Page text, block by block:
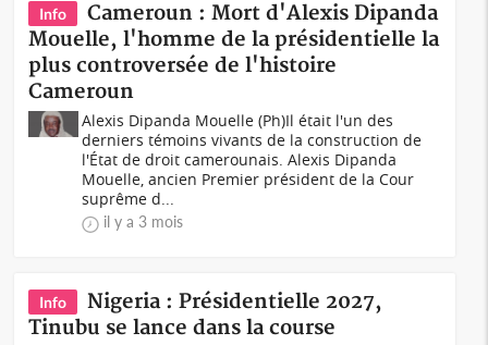
Info
Cameroun : Mort d'Alexis Dipanda
Mouelle, l'homme de la présidentielle la
plus controversée de l'histoire
Cameroun
Alexis Dipanda Mouelle (Ph)Il était l'un des
derniers témoins vivants de la construction de
l'État de droit camerounais. Alexis Dipanda
Mouelle, ancien Premier président de la Cour
suprême d...
il y a 3 mois
Info
Nigeria : Présidentielle 2027,
Tinubu se lance dans la course